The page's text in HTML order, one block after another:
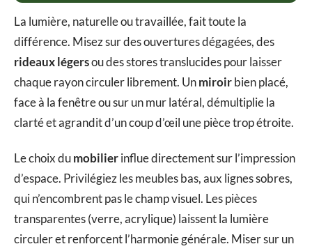
La lumière, naturelle ou travaillée, fait toute la
différence. Misez sur des ouvertures dégagées, des
rideaux légersou des stores translucides pour laisser
chaque rayon circuler librement. Unmiroirbien placé,
face à la fenêtre ou sur un mur latéral, démultiplie la
clarté et agrandit d’un coup d’œil une pièce trop étroite.
Le choix dumobilierinflue directement sur l’impression
d’espace. Privilégiez les meubles bas, aux lignes sobres,
qui n’encombrent pas le champ visuel. Les pièces
transparentes (verre, acrylique) laissent la lumière
circuler et renforcent l’harmonie générale. Miser sur un